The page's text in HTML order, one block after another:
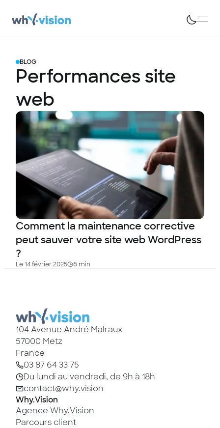
BLOG
Performances site
web
Comment la maintenance corrective
peut sauver votre site web WordPress
?
Le 14 février 2025 6 min
104 Avenue André Malraux
57000 Metz
France
03 87 64 33 75
Du lundi au vendredi, de 9h à 18h
contact@why.vision
Why.Vision
Agence Why.Vision
Parcours client